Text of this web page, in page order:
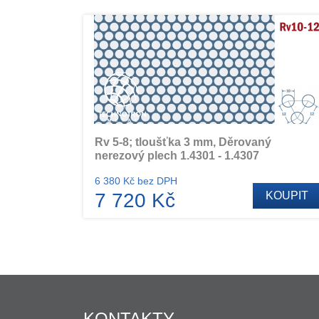
Rv 5-8; tloušťka 3 mm, Děrovaný
nerezový plech 1.4301 - 1.4307
6 380 Kč bez DPH
7 720 Kč KOUPIT